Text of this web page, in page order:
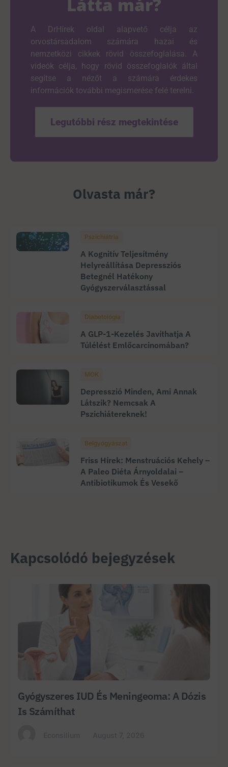
Látta már?
A DrHírek oldal alapvető célja az
orvostársadalom számára hazai és
nemzetközi cikkek rövid összefoglalása. A
videók célja, hogy rövid összefoglalók által
segítse a nézőt a számára érdekes
információk további megismerése felé terelni.
Legutóbbi rész megtekintése
Olvasta már?
Pszichiátria
A Kognitív Teljesítmény
Helyreállítása Depressziós
Betegnél Hatékony
Gyógyszerválasztással
Diabetológia
A GLP-1-Kezelés Javíthatja A
Túlélést Emlőcarcinomában?
MOK
Depresszió Minden, Ami Annak
Látszik? Nemcsak A
Pszichiátereknek!
Belgyógyászat
Friss Hírek: Menstruációs Kehely –
A Paleo Diéta Árnyoldalai –
Antibiotikumok És Vesekő
Kapcsolódó bejegyzések
Gyógyszeres IUD És Meningeoma: A Dózis
Is Számíthat